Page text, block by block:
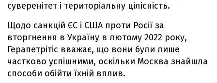
суверенітет і територіальну цілісність.
Щодо санкцій ЄС і США проти Росії за
вторгнення в Україну в лютому 2022 року,
Герапетрітіс вважає, що вони були лише
частково успішними, оскільки Москва знайшла
способи обійти їхній вплив.